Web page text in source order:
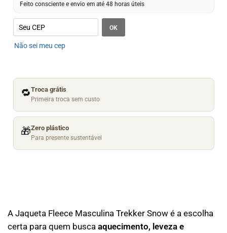
Feito consciente e envio em até 48 horas úteis
OK
Não sei meu cep
🔁Troca grátis
Primeira troca sem custo
🎁Zero plástico
Para presente sustentável
A Jaqueta Fleece Masculina Trekker Snow é a escolha
certa para quem busca aquecimento, leveza e